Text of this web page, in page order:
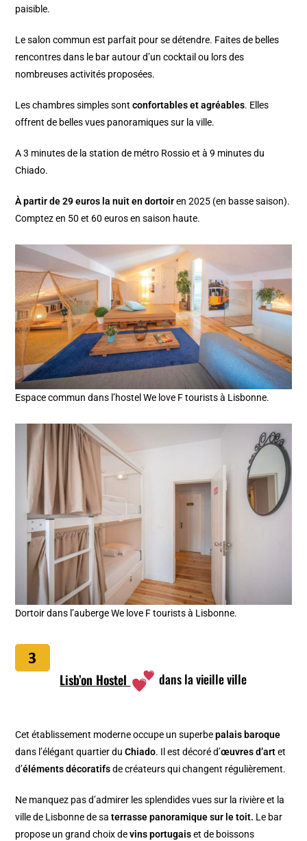
paisible.
Le salon commun est parfait pour se détendre. Faites de belles
rencontres dans le bar autour d’un cocktail ou lors des
nombreuses activités proposées.
Les chambres simples sontconfortables et agréables. Elles
offrent de belles vues panoramiques sur la ville.
A 3 minutes de la station de métro Rossio et à 9 minutes du
Chiado.
À partir de 29 euros la nuit en dortoiren 2025 (en basse saison).
Comptez en 50 et 60 euros en saison haute.
Espace commun dans l’hostel We love F tourists à Lisbonne.
Dortoir dans l’auberge We love F tourists à Lisbonne.
Lisb’on Hostel dans la vieille ville
Cet établissement moderne occupe un superbepalais baroque
dans l’élégant quartier duChiado. Il est décoré d’œuvres d’artet
d’éléments décoratifsde créateurs qui changent régulièrement.
Ne manquez pas d’admirer les splendides vuessur la rivière et la
ville de Lisbonne de saterrasse panoramique sur le toit. Le bar
propose un grand choix devins portugaisetde boissons